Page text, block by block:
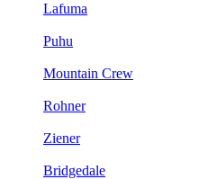
Lafuma
Puhu
Mountain Crew
Rohner
Ziener
Bridgedale